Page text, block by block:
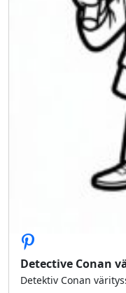
Detective Conan
Detektiv Conan